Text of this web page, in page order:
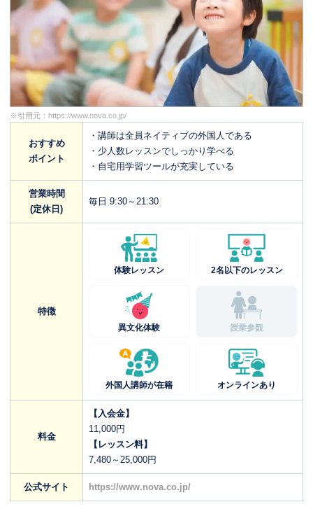
※引用元： https://www.nova.co.jp/
おすすめ
ポイント
・講師は全員ネイティブの外国人である
・少人数レッスンでしっかり学べる
・自宅用学習ツールが充実している
営業時間
(定休日)
毎日 9:30～21:30
特徴
体験レッスン 2名以下のレッスン
異文化体験 授業参観
外国人講師が在籍 オンラインあり
料金
【入会金】
11,000円
【レッスン料】
7,480～25,000円
公式サイト https://www.nova.co.jp/